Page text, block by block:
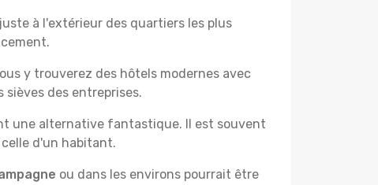
à l'extérieur des quartiers les plus
y trouverez des hôtels modernes avec
des entreprises.
une alternative fantastique. Il est souvent
d'un habitant.
ou dans les environs pourrait être